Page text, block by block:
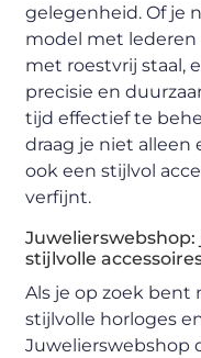
gelegenheid. Of je
model met
met roestvrij staal,
precisie en
tijd effectief te
draag je niet alleen
ook een stijlvol
verfijnt.
stijlvolle
Als je op zoek bent
stijlvolle horloges
Juwelierswebshop